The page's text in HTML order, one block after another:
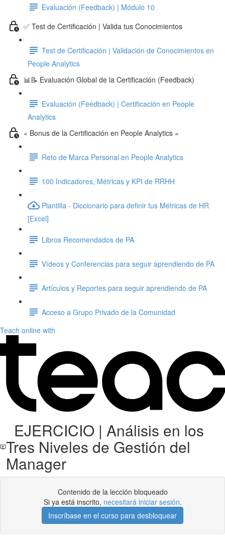
Evaluación (Feedback) | Módulo 10
✅ Test de Certificación | Valida tus Conocimientos
Test de Certificación | Validación de Conocimientos en
People Analytics
📊📝 Evaluación Global de la Certificación (Feedback)
Evaluación (Feedback) | Certificación en People
Analytics
« Bonus de la Certificación en People Analytics »
Reto de Marca Personal en People Analytics
100 Indicadores, Métricas y KPI de RRHH
Plantilla - Diccionario para definir tus Métricas de HR
[Excel]
Libros Recomendados de PA
Vídeos y Conferencias para seguir aprendiendo de PA
Artículos y Reportes para seguir aprendiendo de PA
Acceso a Grupo Privado de la Comunidad
Teach online with
EJERCICIO | Análisis en los
Tres Niveles de Gestión del
Manager
Contenido de la lección bloqueado
Si ya está inscrito, necesitará iniciar sesión.
Inscríbase en el curso para desbloquear